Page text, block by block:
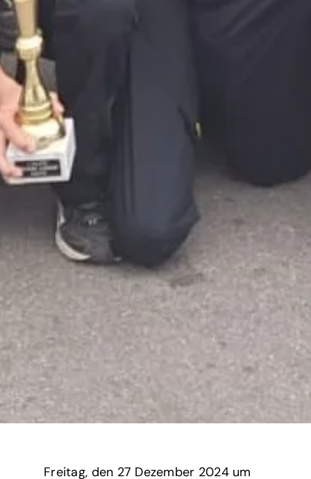
Freitag,